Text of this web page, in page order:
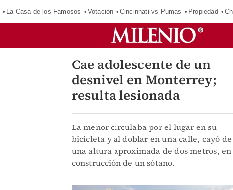
La Casa de los Famosos Votación Cincinnati vs Pumas Propiedad
Cae adolescente de un
desnivel en Monterrey;
resulta lesionada
La menor circulaba por el lugar en su
bicicleta y al doblar en una calle, cayó de
una altura aproximada de dos metros,
construcción de un sótano.